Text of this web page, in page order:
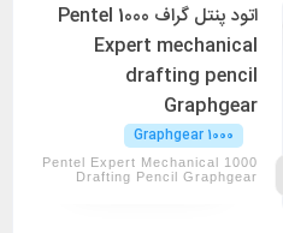
اتود پنتل گراف 1000 Pentel
Expert mechanical
drafting pencil
Graphgear
Graphgear 1000
1000 Pentel Expert Mechanical
Drafting Pencil Graphgear